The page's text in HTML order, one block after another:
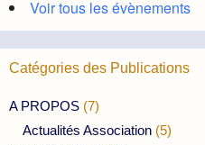
Voir tous les évènements
Catégories des Publications
A PROPOS (7)
Actualités Association (5)